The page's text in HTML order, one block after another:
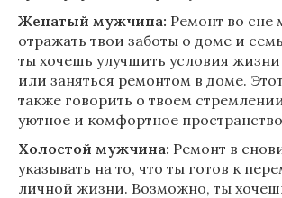
Женатый мужчина: Ремонт во сне
отражать твои заботы о доме и
ты хочешь улучшить условия
или заняться ремонтом в доме.
также говорить о твоем
уютное и комфортное
Холостой мужчина: Ремонт в
указывать на то, что ты готов к
личной жизни. Возможно, ты